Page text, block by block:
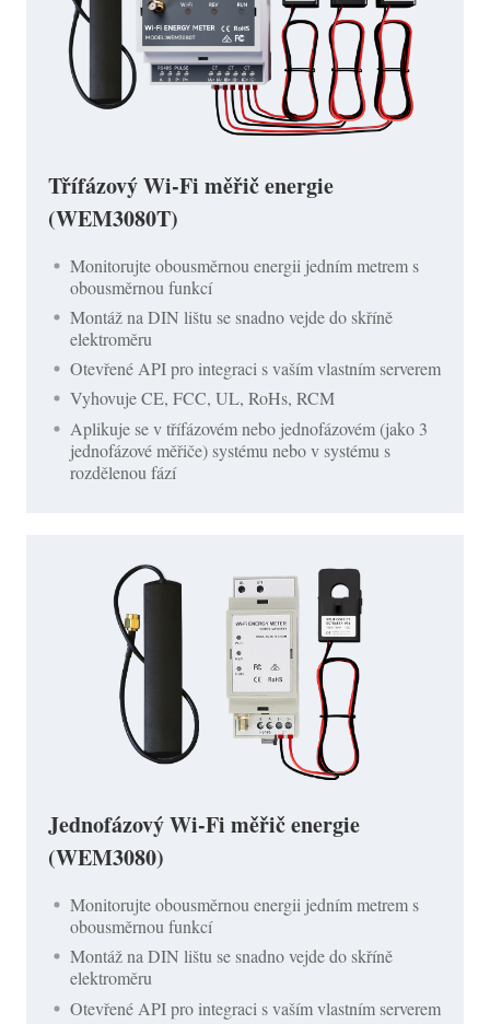
Třífázový Wi-Fi měřič energie
(WEM3080T)
Monitorujte obousměrnou energii jedním metrem s
obousměrnou funkcí
Montáž na DIN lištu se snadno vejde do skříně
elektroměru
Otevřené API pro integraci s vaším vlastním serverem
Vyhovuje CE, FCC, UL, RoHs, RCM
Aplikuje se v třífázovém nebo jednofázovém (jako 3
jednofázové měřiče) systému nebo v systému s
rozdělenou fází
Jednofázový Wi-Fi měřič energie
(WEM3080)
Monitorujte obousměrnou energii jedním metrem s
obousměrnou funkcí
Montáž na DIN lištu se snadno vejde do skříně
elektroměru
Otevřené API pro integraci s vaším vlastním serverem